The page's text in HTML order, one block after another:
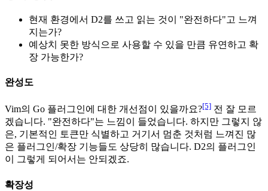
현재 환경에서 D2를 쓰고 읽는 것이 "완전하다"고 느껴
지는가?
예상치 못한 방식으로 사용할 수 있을 만큼 유연하고 확
장 가능한가?
완성도
Vim의 Go 플러그인에 대한 개선점이 있을까요?[5] 전 잘 모르
겠습니다. "완전하다"는 느낌이 들었습니다. 하지만 그렇지 않
은, 기본적인 토큰만 식별하고 거기서 멈춘 것처럼 느껴진 많
은 플러그인/확장 기능들도 상당히 많습니다. D2의 플러그인
이 그렇게 되어서는 안되겠죠.
확장성